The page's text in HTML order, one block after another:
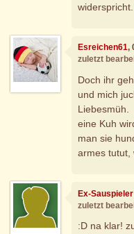
Esreichen61,
zuletzt
Doch ihr
und mich
Liebesmüh.
eine Kuh
man sie
armes tutut,
Ex-
zuletzt
:D na klar!